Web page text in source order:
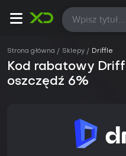
Wszystkie
Strona główna Sklepy Driffle
Kod rabatowy
oszczędź 6%